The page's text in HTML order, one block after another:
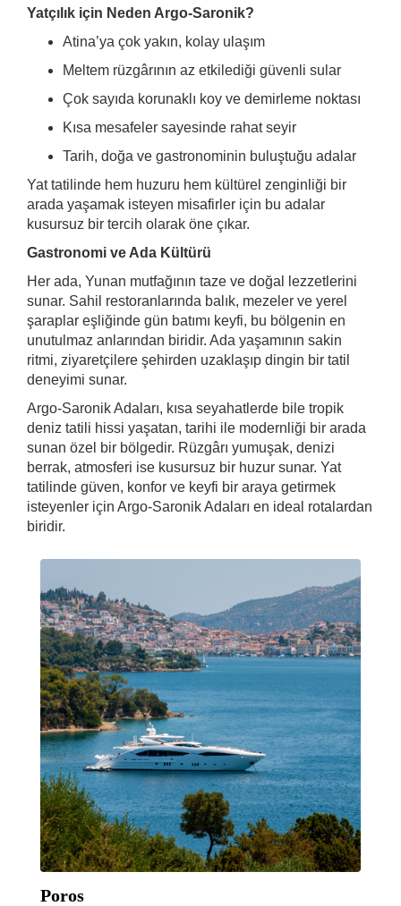
Yatçılık için Neden Argo-Saronik?
Atina’ya çok yakın, kolay ulaşım
Meltem rüzgârının az etkilediği güvenli sular
Çok sayıda korunaklı koy ve demirleme noktası
Kısa mesafeler sayesinde rahat seyir
Tarih, doğa ve gastronominin buluştuğu adalar
Yat tatilinde hem huzuru hem kültürel zenginliği bir
arada yaşamak isteyen misafirler için bu adalar
kusursuz bir tercih olarak öne çıkar.
Gastronomi ve Ada Kültürü
Her ada, Yunan mutfağının taze ve doğal lezzetlerini
sunar. Sahil restoranlarında balık, mezeler ve yerel
şaraplar eşliğinde gün batımı keyfi, bu bölgenin en
unutulmaz anlarından biridir. Ada yaşamının sakin
ritmi, ziyaretçilere şehirden uzaklaşıp dingin bir tatil
deneyimi sunar.
Argo-Saronik Adaları, kısa seyahatlerde bile tropik
deniz tatili hissi yaşatan, tarihi ile modernliği bir arada
sunan özel bir bölgedir. Rüzgârı yumuşak, denizi
berrak, atmosferi ise kusursuz bir huzur sunar. Yat
tatilinde güven, konfor ve keyfi bir araya getirmek
isteyenler için Argo-Saronik Adaları en ideal rotalardan
biridir.
Poros